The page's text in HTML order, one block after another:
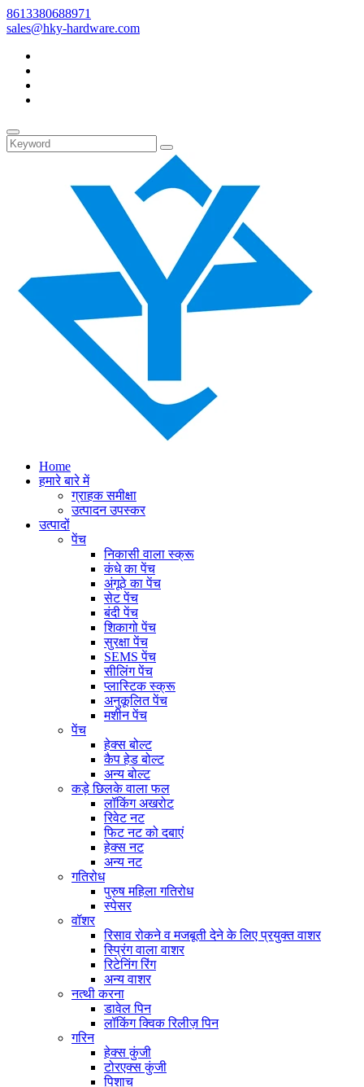
8613380688971
sales@hky-hardware.com
Home
हमारे बारे में
ग्राहक समीक्षा
उत्पादन उपस्कर
उत्पादों
पेंच
निकासी वाला स्क्रू
कंधे का पेंच
अंगूठे का पेंच
सेट पेंच
बंदी पेंच
शिकागो पेंच
सुरक्षा पेंच
SEMS पेंच
सीलिंग पेंच
प्लास्टिक स्क्रू
अनुकूलित पेंच
मशीन पेंच
पेंच
हेक्स बोल्ट
कैप हेड बोल्ट
अन्य बोल्ट
कड़े छिलके वाला फल
लॉकिंग अखरोट
रिवेट नट
फिट नट को दबाएं
हेक्स नट
अन्य नट
गतिरोध
पुरुष महिला गतिरोध
स्पेसर
वॉशर
रिसाव रोकने व मजबूती देने के लिए प्रयुक्त वाशर
स्प्रिंग वाला वाशर
रिटेनिंग रिंग
अन्य वाशर
नत्थी करना
डावेल पिन
लॉकिंग क्विक रिलीज़ पिन
गरिन
हेक्स कुंजी
टोरएक्स कुंजी
पिशाच